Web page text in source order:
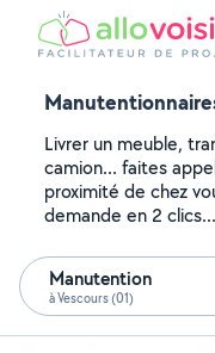
Livrer un meuble,
camion... faites
proximité de chez
demande en 2 clics...
Manutention
à Vescours (01)